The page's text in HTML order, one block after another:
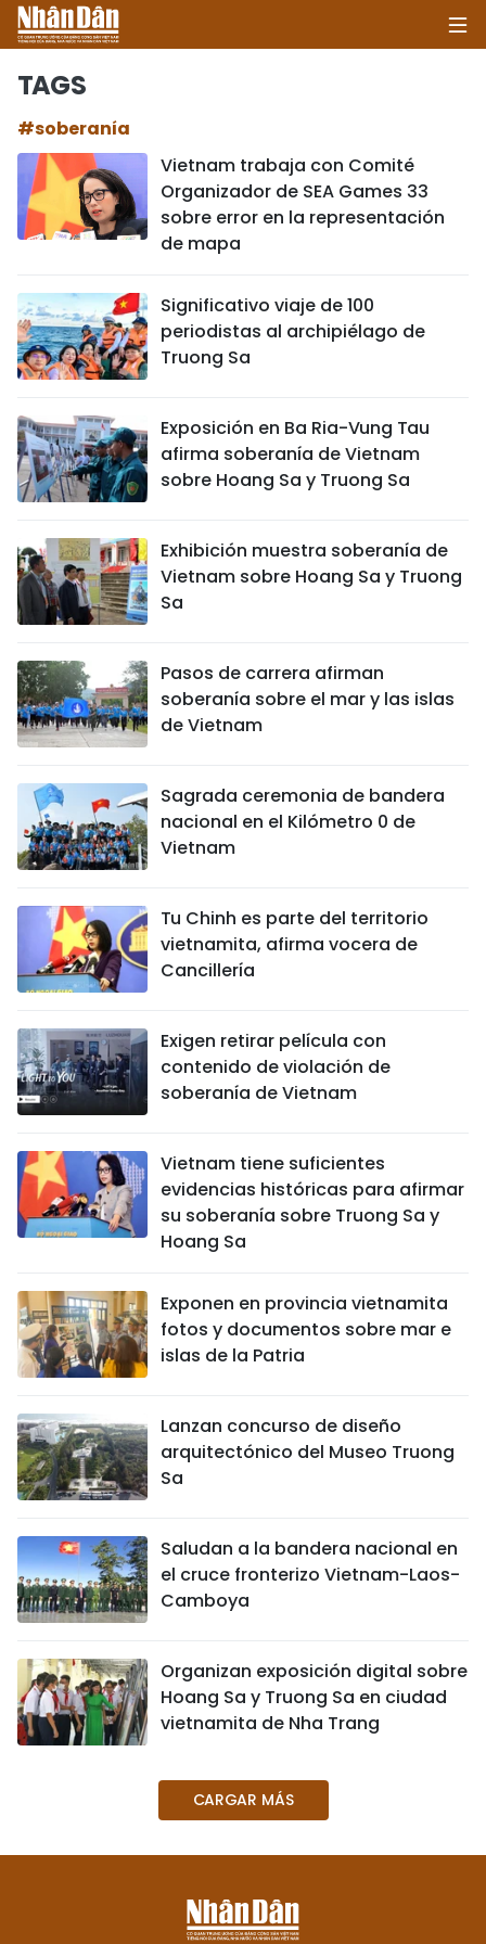
POLÍTICA
ECONOMÍA
SOCIEDAD
SALUD - MEDIO AMBIENTE
INTERNACIONAL
VIAJES
PUENTE DE AMISTAD
HISTORIAS MULTIMEDIA
FOTOGRAFÍA
¿QUIÉNES SOMOS?
TIẾNG VIỆT
中文
РУССКИЙ
TAGS
#soberanía
Vietnam trabaja con Comité
Organizador de SEA Games 33
sobre error en la representación
de mapa
Significativo viaje de 100
periodistas al archipiélago de
Truong Sa
Exposición en Ba Ria-Vung Tau
afirma soberanía de Vietnam
sobre Hoang Sa y Truong Sa
Exhibición muestra soberanía de
Vietnam sobre Hoang Sa y Truong
Sa
Pasos de carrera afirman
soberanía sobre el mar y las islas
de Vietnam
Sagrada ceremonia de bandera
nacional en el Kilómetro 0 de
Vietnam
Tu Chinh es parte del territorio
vietnamita, afirma vocera de
Cancillería
Exigen retirar película con
contenido de violación de
soberanía de Vietnam
Vietnam tiene suficientes
evidencias históricas para afirmar
su soberanía sobre Truong Sa y
Hoang Sa
Exponen en provincia vietnamita
fotos y documentos sobre mar e
islas de la Patria
Lanzan concurso de diseño
arquitectónico del Museo Truong
Sa
Saludan a la bandera nacional en
el cruce fronterizo Vietnam-Laos-
Camboya
Organizan exposición digital sobre
Hoang Sa y Truong Sa en ciudad
vietnamita de Nha Trang
CARGAR MÁS